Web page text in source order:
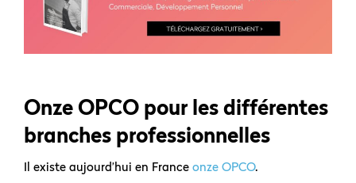
Onze OPCO pour les différentes
branches professionnelles
Il existe aujourd’hui en France onze OPCO.